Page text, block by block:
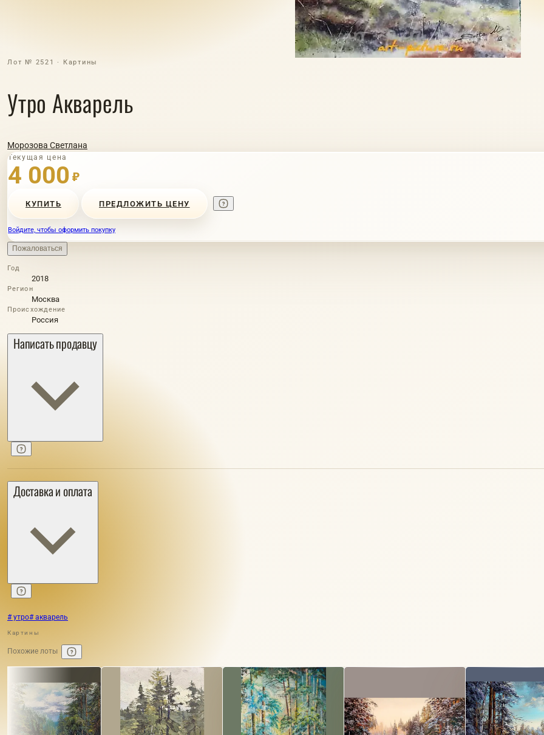
Лот № 2521 · Картины
Утро Акварель
Морозова Светлана
Текущая цена
4 000 ₽
КУПИТЬ ПРЕДЛОЖИТЬ ЦЕНУ
Войдите, чтобы оформить покупку
Пожаловаться
Год
2018
Регион
Москва
Происхождение
Россия
Написать продавцу
Доставка и оплата
# утро# акварель
Картины
Похожие лоты